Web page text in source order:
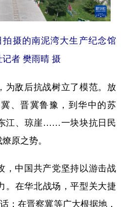
摄的南泥湾大生产纪念馆
记者 樊雨晴 摄
敌后抗战树立了模范。放
、晋冀鲁豫，到华中的苏
江、琼崖……一块块抗日民
原之势。
中国共产党坚持以游击战
。在华北战场，平型关大捷
；在晋察冀等广大根据地，